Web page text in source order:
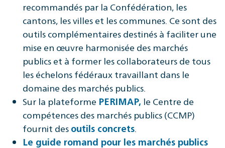
recommandés par la Confédération, les
cantons, les villes et les communes. Ce sont des
outils complémentaires destinés à faciliter une
mise en œuvre harmonisée des marchés
publics et à former les collaborateurs de tous
les échelons fédéraux travaillant dans le
domaine des marchés publics.
Sur la plateforme PERIMAP, le Centre de
compétences des marchés publics (CCMP)
fournit des outils concrets.
Le guide romand pour les marchés publics